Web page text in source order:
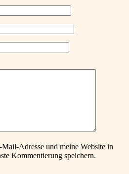
Adresse und meine Website in
Kommentierung speichern.